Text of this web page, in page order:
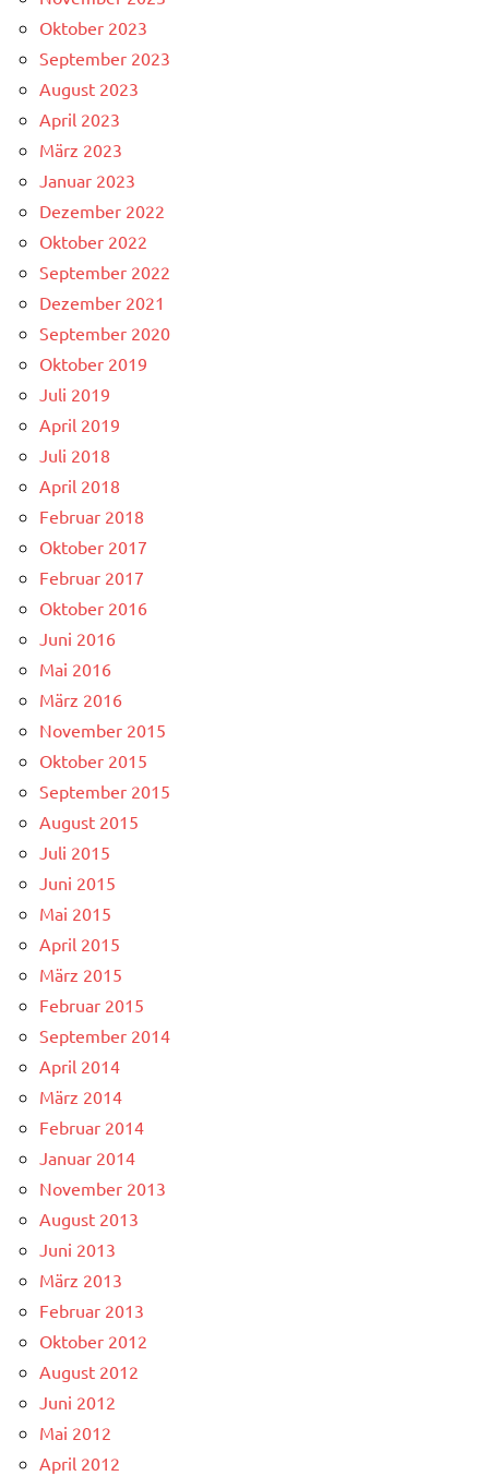
Oktober 2023
September 2023
August 2023
April 2023
März 2023
Januar 2023
Dezember 2022
Oktober 2022
September 2022
Dezember 2021
September 2020
Oktober 2019
Juli 2019
April 2019
Juli 2018
April 2018
Februar 2018
Oktober 2017
Februar 2017
Oktober 2016
Juni 2016
Mai 2016
März 2016
November 2015
Oktober 2015
September 2015
August 2015
Juli 2015
Juni 2015
Mai 2015
April 2015
März 2015
Februar 2015
September 2014
April 2014
März 2014
Februar 2014
Januar 2014
November 2013
August 2013
Juni 2013
März 2013
Februar 2013
Oktober 2012
August 2012
Juni 2012
Mai 2012
April 2012